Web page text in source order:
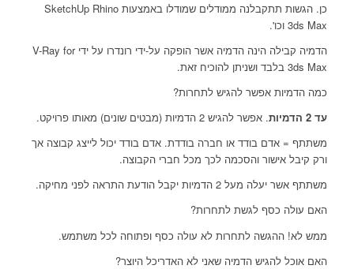
כן. הגשות תתקבלנה ממודלים שמודלו באמצעות SketchUp Rhino
3ds Max וכו'.
הדמיה קבילה הינה הדמיה אשר הופקה על-ידי רונדרו על ידי V-Ray for
3ds Max בלבד ושניתן להוכיח זאת.
כמה הדמיות אפשר להגיש לתחרות?
עד 2 הדמיות
. אפשר להגיש 2 הדמיות (מבטים שונים) מאותו פרויקט.
משתתף = אדם בודד או חברה בודדת. אדם בודד יכול לייצג קבוצה אך
ורק קיבל אישור והסכמה לכך מכל חברי הקבוצה.
משתתף אשר יעלה מעל 2 הדמיות יקבל הודעת התראה לפני מחיקה.
האם עולה כסף לגשת לתחרות?
ממש לא! ההגשה לתחרות לא עולה כסף ופתוחה לכל משתמש.
האם אוכל להגיש הדמיה שאני לא האדריכל היוצר?